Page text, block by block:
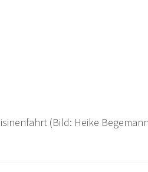
(Bild: Heike